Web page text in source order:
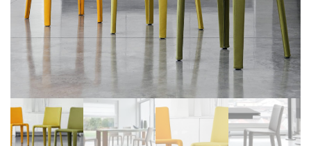
BIBLIOTHÈQUE
TABLE BASSE
FAUTEUILS
CANAPÉS
SALLES À MANGER
CHAISES